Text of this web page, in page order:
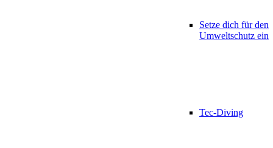
Setze dich für den
Umweltschutz ein
Tec-Diving